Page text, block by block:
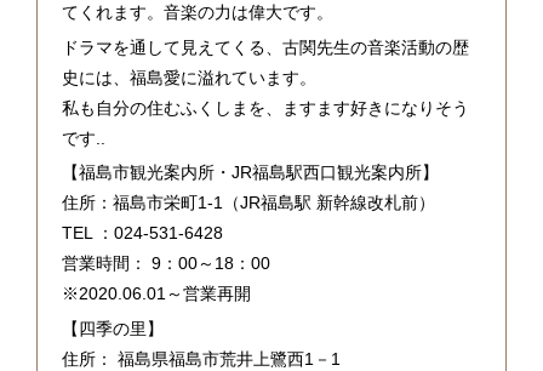
てくれます。音楽の力は偉大です。
ドラマを通して見えてくる、古関先生の音楽活動の歴
史には、福島愛に溢れています。
私も自分の住むふくしまを、ますます好きになりそう
です..
【福島市観光案内所・JR福島駅西口観光案内所】
住所：福島市栄町1-1（JR福島駅 新幹線改札前）
TEL ：024-531-6428
営業時間： 9：00～18：00
※2020.06.01～営業再開
【四季の里】
住所： 福島県福島市荒井上鷺西1－1